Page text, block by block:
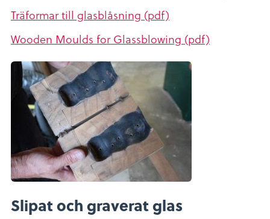
Träformar till glasblåsning (pdf)
Wooden Moulds for Glassblowing (pdf)
Slipat och graverat glas